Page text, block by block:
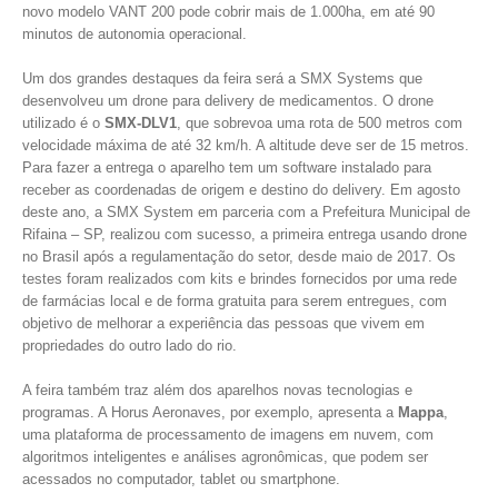
novo modelo VANT 200 pode cobrir mais de 1.000ha, em até 90
minutos de autonomia operacional.
Um dos grandes destaques da feira será a SMX Systems que
desenvolveu um drone para delivery de medicamentos. O drone
utilizado é o SMX-DLV1, que sobrevoa uma rota de 500 metros com
velocidade máxima de até 32 km/h. A altitude deve ser de 15 metros.
Para fazer a entrega o aparelho tem um software instalado para
receber as coordenadas de origem e destino do delivery. Em agosto
deste ano, a SMX System em parceria com a Prefeitura Municipal de
Rifaina – SP, realizou com sucesso, a primeira entrega usando drone
no Brasil após a regulamentação do setor, desde maio de 2017. Os
testes foram realizados com kits e brindes fornecidos por uma rede
de farmácias local e de forma gratuita para serem entregues, com
objetivo de melhorar a experiência das pessoas que vivem em
propriedades do outro lado do rio.
A feira também traz além dos aparelhos novas tecnologias e
programas. A Horus Aeronaves, por exemplo, apresenta a Mappa,
uma plataforma de processamento de imagens em nuvem, com
algoritmos inteligentes e análises agronômicas, que podem ser
acessados no computador, tablet ou smartphone.